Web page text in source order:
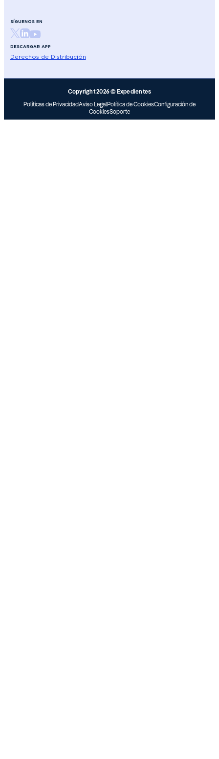
SÍGUENOS EN
DESCARGAR APP
Derechos de Distribución
Copyright 2026 © Expedientes
Políticas de PrivacidadAviso LegalPolítica de CookiesConfiguración de
CookiesSoporte